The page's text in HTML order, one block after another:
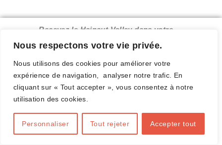
Nous respectons votre vie privée.
Nous utilisons des cookies pour améliorer votre
expérience de navigation, analyser notre trafic. En
cliquant sur « Tout accepter », vous consentez à notre
utilisation des cookies.
Personnaliser Tout rejeter Accepter tout
Recevez le Hainaut Volley dans votre
boîte mail.
Complétez ce formulaire
E-mail valide